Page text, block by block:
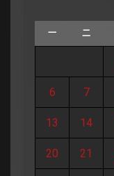
一 二
6 7
13 14
20 21